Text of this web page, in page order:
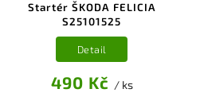
Startér ŠKODA FELICIA
S25101525
490 Kč / ks
Detail